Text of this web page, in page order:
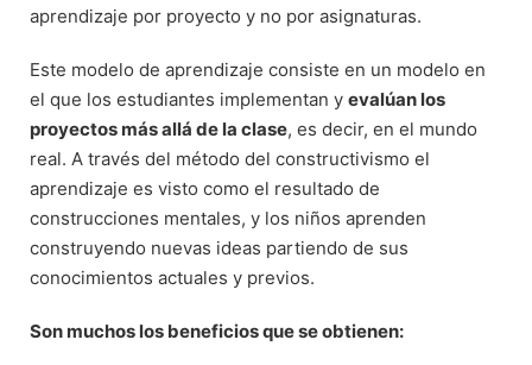
aprendizaje por proyecto y no por asignaturas.
Este modelo de aprendizaje consiste en un modelo en
el que los estudiantes implementan y evalúan los
proyectos más allá de la clase, es decir, en el mundo
real. A través del método del constructivismo el
aprendizaje es visto como el resultado de
construcciones mentales, y los niños aprenden
construyendo nuevas ideas partiendo de sus
conocimientos actuales y previos.
Son muchos los beneficios que se obtienen: